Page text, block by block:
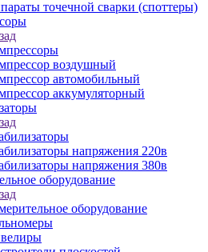
точечной сварки (споттеры)
воздушный
автомобильный
аккумуляторный
напряжения 220в
напряжения 380в
оборудование
оборудование